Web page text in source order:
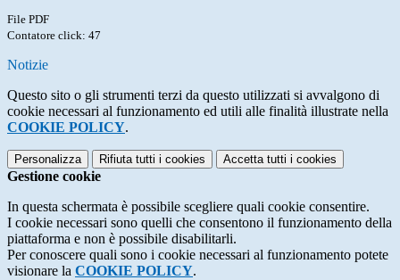
File PDF
Contatore click: 47
Notizie
Questo sito o gli strumenti terzi da questo utilizzati si avvalgono di
cookie necessari al funzionamento ed utili alle finalità illustrate nella
COOKIE POLICY.
Personalizza Rifiuta tutti i cookies Accetta tutti i cookies
Gestione cookie
In questa schermata è possibile scegliere quali cookie consentire.
I cookie necessari sono quelli che consentono il funzionamento della
piattaforma e non è possibile disabilitarli.
Per conoscere quali sono i cookie necessari al funzionamento potete
visionare la COOKIE POLICY.